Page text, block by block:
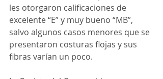
les otorgaron calificaciones de
excelente “E” y muy bueno “MB”,
salvo algunos casos menores que se
presentaron costuras flojas y sus
fibras varían un poco.